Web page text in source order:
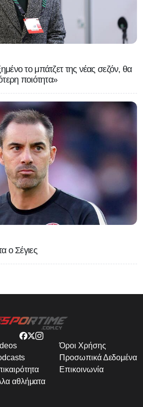
το μπάτζετ της νέας σεζόν, θα
ποιότητα»
ο Σέγιες
αθλήματα
Όροι Χρήσης
Προσωπικά Δεδομένα
Επικοινωνία